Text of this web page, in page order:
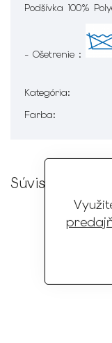
Podšívka 100%
- Ošetrenie :
Kategória:
Farba:
Súvisiaci tovar